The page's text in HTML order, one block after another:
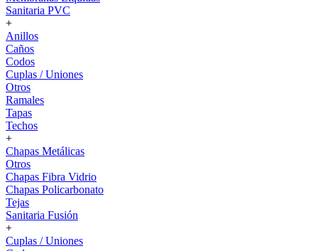
Sanitaria PVC
+
Anillos
Caños
Codos
Cuplas / Uniones
Otros
Ramales
Tapas
Techos
+
Chapas Metálicas
Otros
Chapas Fibra Vidrio
Chapas Policarbonato
Tejas
Sanitaria Fusión
+
Cuplas / Uniones